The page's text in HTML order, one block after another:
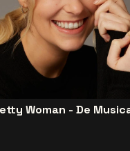
Woman - De